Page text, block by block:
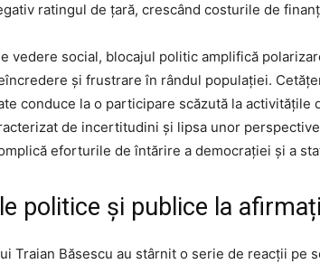
ratingul de țară, crescând costurile de
vedere social, blocajul politic amplifică
și frustrare în rândul populației.
conduce la o participare scăzută la
de incertitudini și lipsa unor
eforturile de întărire a democrației și a
politice și publice la
Traian Băsescu au stârnit o serie de reacții pe